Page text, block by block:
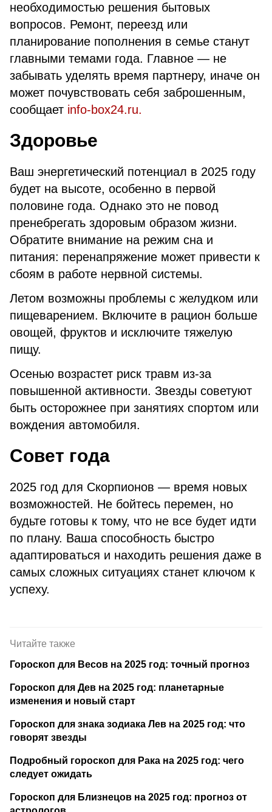
необходимостью решения бытовых
вопросов. Ремонт, переезд или
планирование пополнения в семье станут
главными темами года. Главное — не
забывать уделять время партнеру, иначе он
может почувствовать себя заброшенным,
сообщает info-box24.ru.
Здоровье
Ваш энергетический потенциал в 2025 году
будет на высоте, особенно в первой
половине года. Однако это не повод
пренебрегать здоровым образом жизни.
Обратите внимание на режим сна и
питания: перенапряжение может привести к
сбоям в работе нервной системы.
Летом возможны проблемы с желудком или
пищеварением. Включите в рацион больше
овощей, фруктов и исключите тяжелую
пищу.
Осенью возрастет риск травм из-за
повышенной активности. Звезды советуют
быть осторожнее при занятиях спортом или
вождения автомобиля.
Совет года
2025 год для Скорпионов — время новых
возможностей. Не бойтесь перемен, но
будьте готовы к тому, что не все будет идти
по плану. Ваша способность быстро
адаптироваться и находить решения даже в
самых сложных ситуациях станет ключом к
успеху.
Читайте также
Гороскоп для Весов на 2025 год: точный прогноз
Гороскоп для Дев на 2025 год: планетарные
изменения и новый старт
Гороскоп для знака зодиака Лев на 2025 год: что
говорят звезды
Подробный гороскоп для Рака на 2025 год: чего
следует ожидать
Гороскоп для Близнецов на 2025 год: прогноз от